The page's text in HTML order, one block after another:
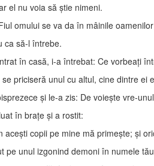
el nu voia să ştie nimeni.
omului se va da în mâinile
ca să-l întrebe.
în casă, i-a întrebat: Ce vorbeaţi
priciseră unul cu altul, cine dintre ei
şi le-a zis: De voieşte vre-
în braţe şi a rostit:
copii pe mine mă primeşte; şi
pe unul izgonind demoni în numele